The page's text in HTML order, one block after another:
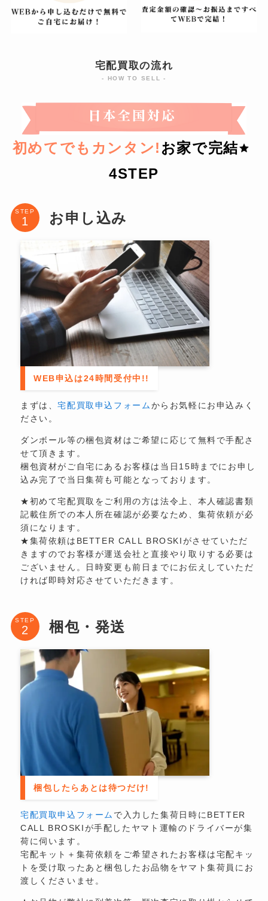
宅配買取の流れ
- HOW TO SELL -
初めてでもカンタン! お家で完結
4STEP
STEP お申し込み
WEB申込は24時間受付中!!
まずは、宅配買取申込フォームからお気軽にお申込みく
ださい。
ダンボール等の梱包資材はご希望に応じて無料で手配さ
せて頂きます。
梱包資材がご自宅にあるお客様は当日15時までにお申し
込み完了で当日集荷も可能となっております。
★初めて宅配買取をご利用の方は法令上、本人確認書類
記載住所での本人所在確認が必要なため、集荷依頼が必
須になります。
★集荷依頼はBETTER CALL BROSKIがさせていただ
きますのでお客様が運送会社と直接やり取りする必要は
ございません。日時変更も前日までにお伝えしていただ
ければ即時対応させていただきます。
STEP 梱包・発送
梱包したらあとは待つだけ!
宅配買取申込フォーム で入力した集荷日時にBETTER
CALL BROSKIが手配したヤマト運輸のドライバーが集
荷に伺います。
宅配キット＋集荷依頼をご希望されたお客様は宅配キッ
トを受け取ったあと梱包したお品物をヤマト集荷員にお
渡しくださいませ。